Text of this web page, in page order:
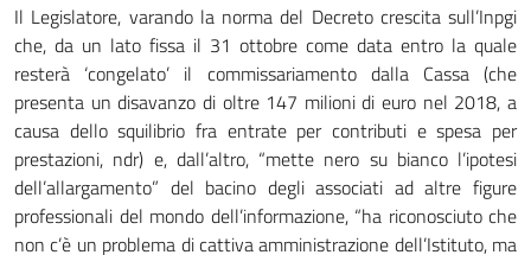
Il Legislatore, varando la norma del Decreto crescita sull’Inpgi
che, da un lato fissa il 31 ottobre come data entro la quale
resterà ‘congelato’ il commissariamento dalla Cassa (che
presenta un disavanzo di oltre 147 milioni di euro nel 2018, a
causa dello squilibrio fra entrate per contributi e spesa per
prestazioni, ndr) e, dall’altro, “mette nero su bianco l’ipotesi
dell’allargamento” del bacino degli associati ad altre figure
professionali del mondo dell’informazione, “ha riconosciuto che
non c’è un problema di cattiva amministrazione dell’Istituto, ma